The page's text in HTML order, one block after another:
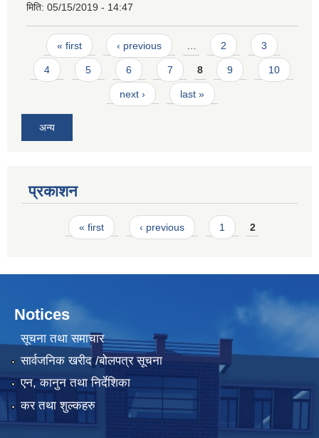
मिति: 05/15/2019 - 14:47
Pages
« first ‹ previous … 2 3
4 5 6 7 8 9 10
next › last »
अन्य
प्रकाशन
Pages« first ‹ previous 1 2
Notices
सूचना तथा समाचार
सार्वजनिक खरीद /बोलपत्र सूचना
एन, कानुन तथा निर्देशिका
कर तथा शुल्कहरु